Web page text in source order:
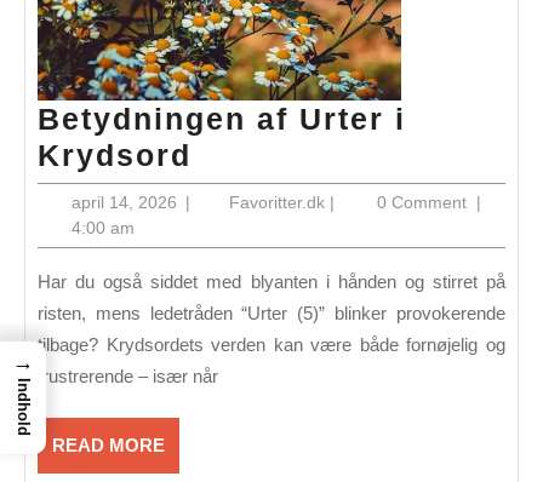
Betydningen af Urter i
Krydsord
af
Krydsord
april 14, 2026april
2026
| Favoritter.dkFavoritter.dk
| 0 Comment |
4:00 am
Har du også siddet med blyanten i hånden og stirret på
risten, mens ledetråden “Urter (5)” blinker provokerende
tilbage? Krydsordets verden kan være både fornøjelig og
frustrerende – især når
READ MOREREAD
MORE
→
Indhold